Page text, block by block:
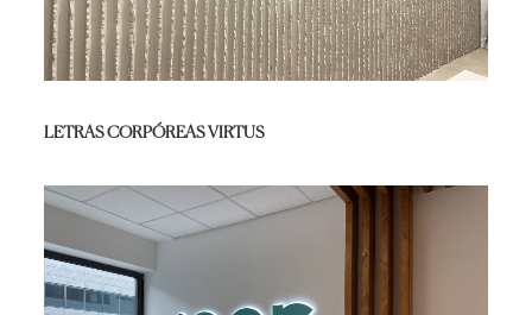
LETRAS CORPÓREAS VIRTUS